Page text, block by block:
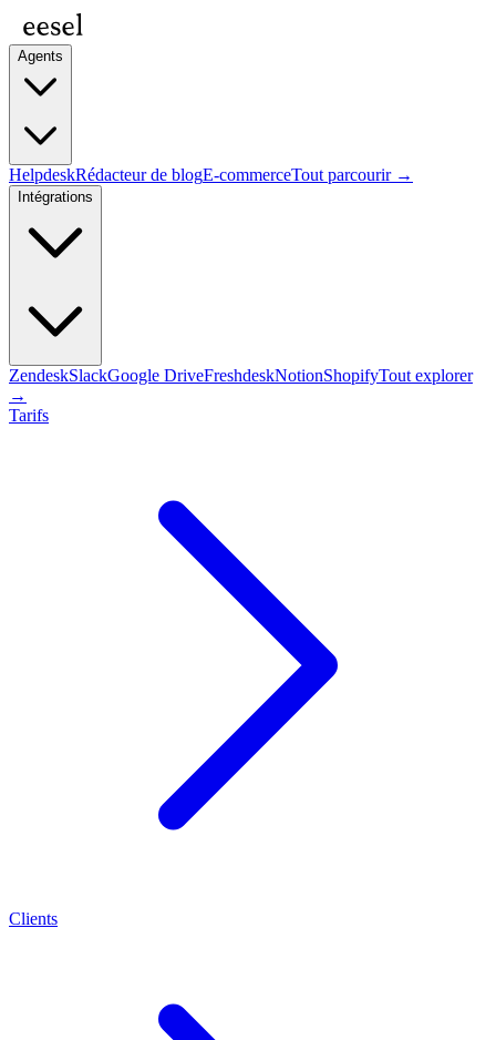
Agents
HelpdeskRédacteur de blogE-commerceTout parcourir →
Intégrations
ZendeskSlackGoogle DriveFreshdeskNotionShopifyTout explorer
→
Tarifs
Clients